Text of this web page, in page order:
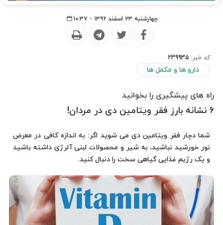
چهارشنبه ۲۳ اسفند ۱۳۹۶ - ۱۰:۳۷
کد خبر: 239935
دارو ها و مکمل ها
راه های پیشگیری را بخوانید
6 نشانه بارز فقر ویتامین دی در مردان!
شما دچار فقر ویتامین دی می شوید اگر: به اندازه کافی در معرض
نور خورشید نباشید، به شیر و محصولات لبنی آلرژی داشته باشید
و یک رژیم غذایی گیاهی سخت را دنبال کنید.